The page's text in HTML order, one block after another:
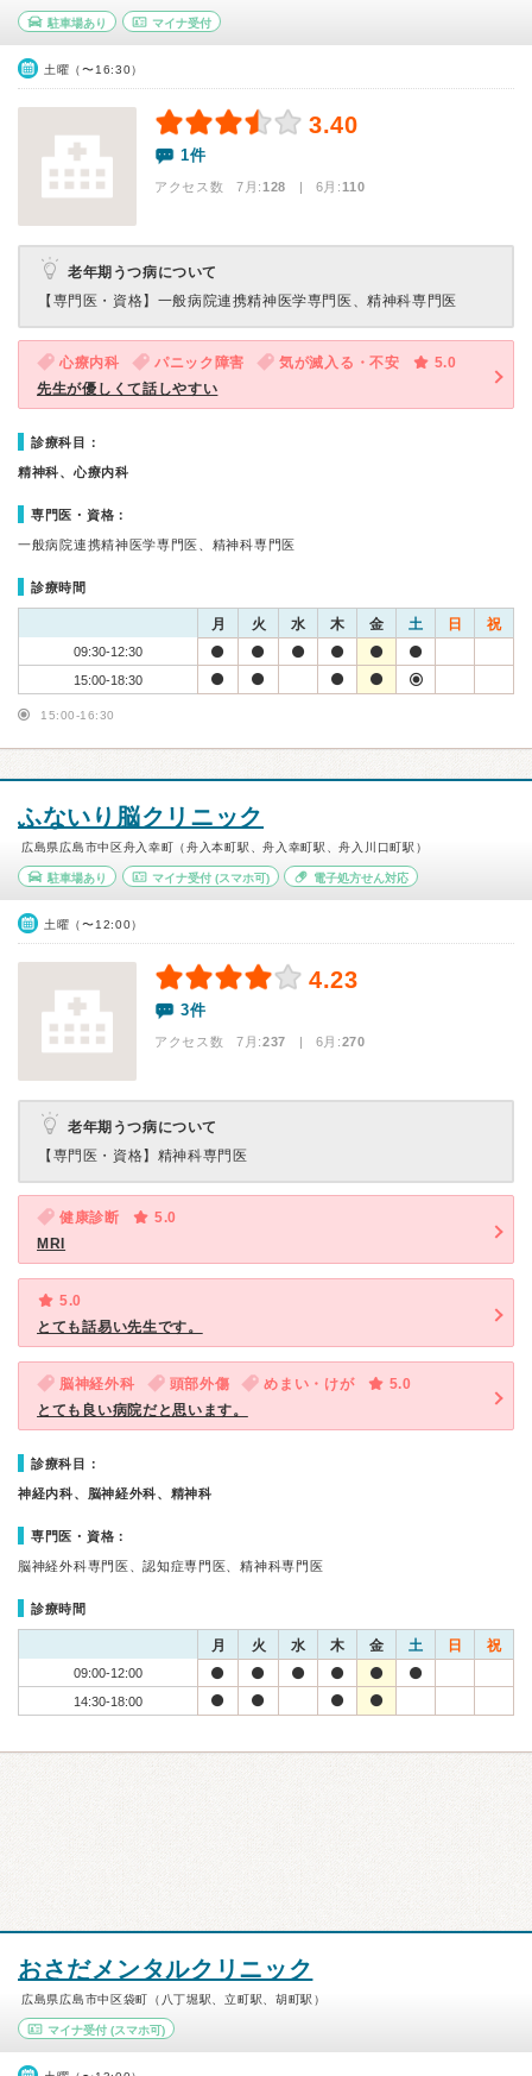
駐車場あり マイナ受付
土曜（〜16:30）
3.40
1件
アクセス数 7月:128 | 6月:110
老年期うつ病について
【専門医・資格】 一般病院連携精神医学専門医、精神科専門医
心療内科 パニック障害 気が滅入る・不安
5.0
先生が優しくて話しやすい
診療科目：
精神科、心療内科
専門医・資格：
一般病院連携精神医学専門医、精神科専門医
診療時間
月 火 水 木 金 土 日 祝
09:30-12:30
15:00-18:30
15:00-16:30
ふないり脳クリニック
広島県広島市中区舟入幸町（舟入本町駅、舟入幸町駅、舟入川口町駅）
駐車場あり マイナ受付(スマホ可) 電子処方せん対応
土曜（〜12:00）
4.23
3件
アクセス数 7月:237 | 6月:270
老年期うつ病について
【専門医・資格】 精神科専門医
健康診断
5.0
MRI
5.0
とても話易い先生です。
脳神経外科 頭部外傷 めまい・けが
5.0
とても良い病院だと思います。
診療科目：
神経内科、脳神経外科、精神科
専門医・資格：
脳神経外科専門医、認知症専門医、精神科専門医
診療時間
月 火 水 木 金 土 日 祝
09:00-12:00
14:30-18:00
おさだメンタルクリニック
広島県広島市中区袋町（八丁堀駅、立町駅、胡町駅）
マイナ受付 (スマホ可)